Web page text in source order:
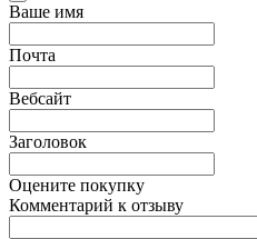
Ваше имя
Почта
Вебсайт
Заголовок
Оцените покупку
Комментарий к отзыву